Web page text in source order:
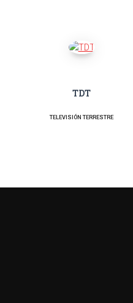
TDT
TELEVISIÓN TERRESTRE